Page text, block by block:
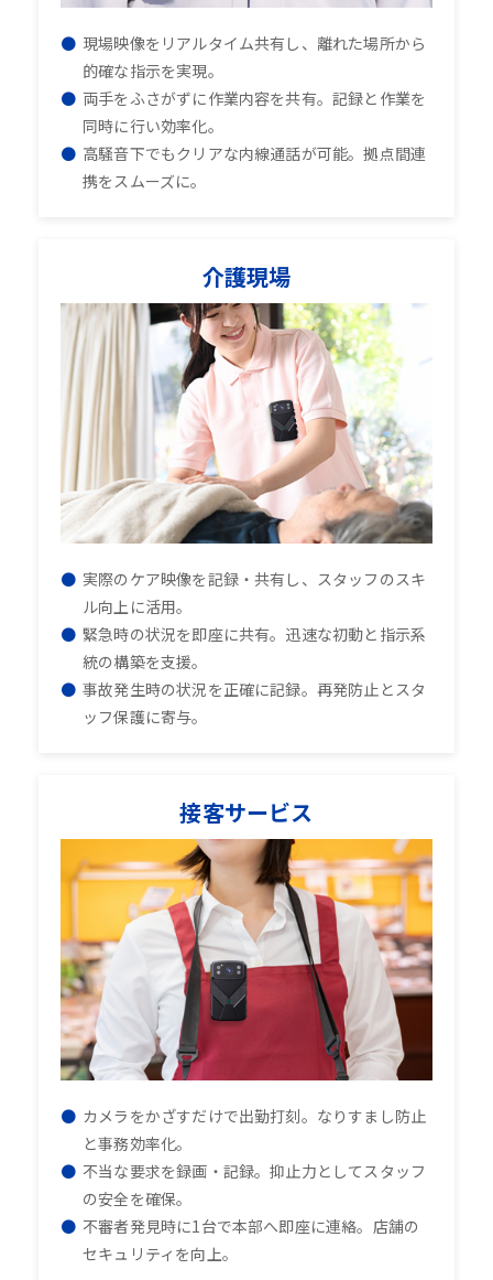
現場映像をリアルタイム共有し、離れた場所から
的確な指示を実現。
両手をふさがずに作業内容を共有。記録と作業を
同時に行い効率化。
高騒音下でもクリアな内線通話が可能。拠点間連
携をスムーズに。
介護現場
実際のケア映像を記録・共有し、スタッフのスキ
ル向上に活用。
緊急時の状況を即座に共有。迅速な初動と指示系
統の構築を支援。
事故発生時の状況を正確に記録。再発防止とスタ
ッフ保護に寄与。
接客サービス
カメラをかざすだけで出勤打刻。なりすまし防止
と事務効率化。
不当な要求を録画・記録。抑止力としてスタッフ
の安全を確保。
不審者発見時に1台で本部へ即座に連絡。店舗の
セキュリティを向上。